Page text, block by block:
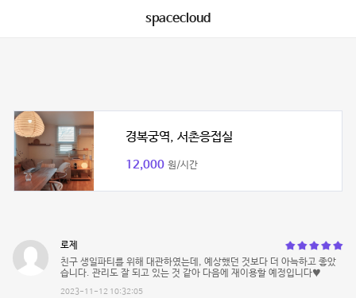
spacecloud
경복궁역, 서촌응접실
12,000 원/시간
로제
친구 생일파티를 위해 대관하였는데, 예상했던 것보다 더 아늑하고 좋았
습니다. 관리도 잘 되고 있는 것 같아 다음에 재이용할 예정입니다♥
2023-11-12 10:32:05